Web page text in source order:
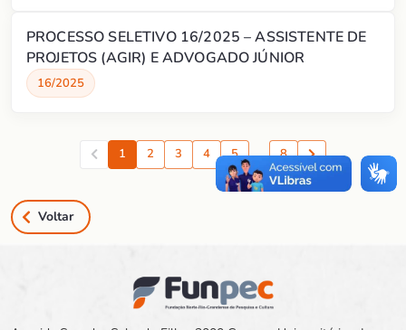
PROCESSO SELETIVO 16/2025 – ASSISTENTE DE
PROJETOS (AGIR) E ADVOGADO JÚNIOR
16/2025
Anterior
1 2 3 4 5 … 8 Proxima
Voltar